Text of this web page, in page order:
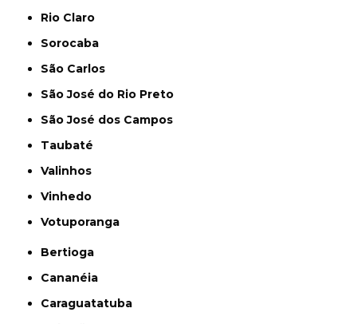
Rio Claro
Sorocaba
São Carlos
São José do Rio Preto
São José dos Campos
Taubaté
Valinhos
Vinhedo
Votuporanga
Bertioga
Cananéia
Caraguatatuba